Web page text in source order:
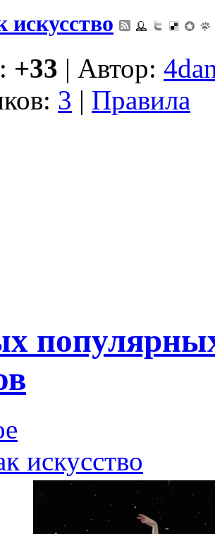
искусство
+33 | Автор:
3 | Правила
искусство